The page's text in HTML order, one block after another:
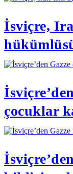
İsviçre,
çocuklar